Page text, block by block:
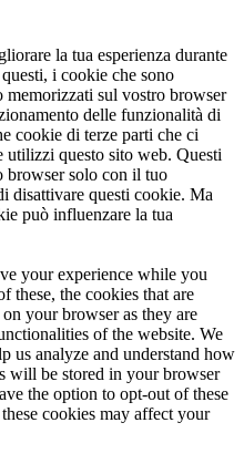
la tua esperienza durante
i cookie che sono
memorizzati sul vostro browser
delle funzionalità di
cookie di terze parti che ci
utilizzi questo sito web. Questi
browser solo con il tuo
disattivare questi cookie. Ma
può influenzare la tua
your experience while you
these, the cookies that are
your browser as they are
of the website. We
us analyze and understand how
will be stored in your browser
the option to opt-out of these
cookies may affect your